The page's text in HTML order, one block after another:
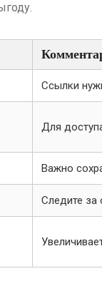
Ссылки
Для
Важно
Следите за